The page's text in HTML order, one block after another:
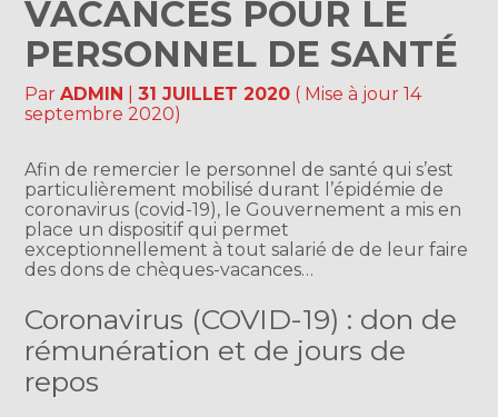
VACANCES POUR LE
PERSONNEL DE SANTÉ
ParADMIN |31 JUILLET 2020 ( Mise à jour 14
septembre 2020)
Afin de remercier le personnel de santé qui s’est
particulièrement mobilisé durant l’épidémie de
coronavirus (covid-19), le Gouvernement a mis en
place un dispositif qui permet
exceptionnellement à tout salarié de de leur faire
des dons de chèques-vacances…
Coronavirus (COVID-19) : don de
rémunération et de jours de
repos